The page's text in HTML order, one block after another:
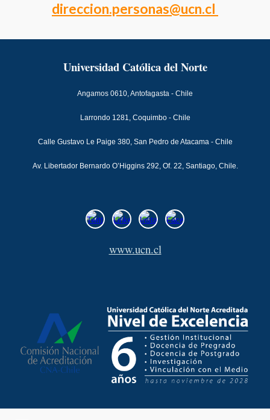
direccion.personas@ucn.cl
Universidad Católica del Norte
Angamos 0610, Antofagasta - Chile
Larrondo 1281, Coquimbo - Chile
Calle Gustavo Le Paige 380, San Pedro de Atacama - Chile
Av. Libertador Bernardo O’Higgins 292, Of. 22, Santiago, Chile.
www.ucn.cl